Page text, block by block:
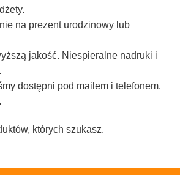
na prezent urodzinowy lub
jakość. Niespieralne nadruki i
dostępni pod mailem i telefonem.
których szukasz.